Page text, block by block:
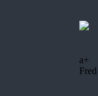
a+
Fred